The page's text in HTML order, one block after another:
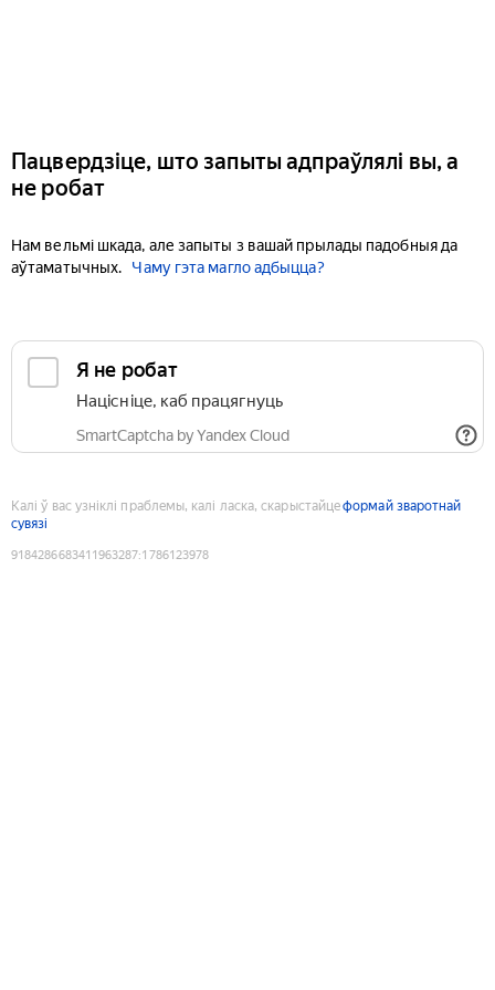
Пацвердзіце, што запыты адпраўлялі вы, а
не робат
Нам вельмі шкада, але запыты з вашай прылады падобныя да
аўтаматычных.
Чаму гэта магло адбыцца?
Я не робат
Націсніце, каб працягнуць
SmartCaptcha by Yandex Cloud
Калі ў вас узніклі праблемы, калі ласка, скарыстайцеформай зваротнай
сувязі
9184286683411963287:1786123978